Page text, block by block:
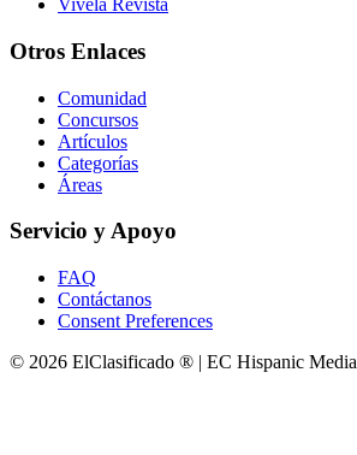
Vivela Revista
Otros Enlaces
Comunidad
Concursos
Artículos
Categorías
Áreas
Servicio y Apoyo
FAQ
Contáctanos
Consent Preferences
© 2026 ElClasificado ® | EC Hispanic Media